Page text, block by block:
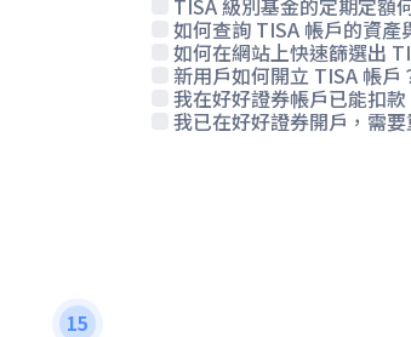
15
TISA 級別基金的定期定額
如何查詢 TISA 帳戶的資產
如何在網站上快速篩選出
新用戶如何開立 TISA 帳戶
我在好好證券帳戶已能扣
我已在好好證券開戶，需